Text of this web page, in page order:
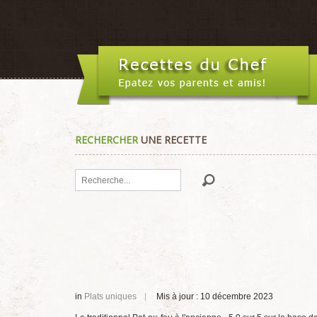
RECHERCHERUNE RECETTE
Rechercher
in Plats uniques Mis à jour : 10 décembre 2023